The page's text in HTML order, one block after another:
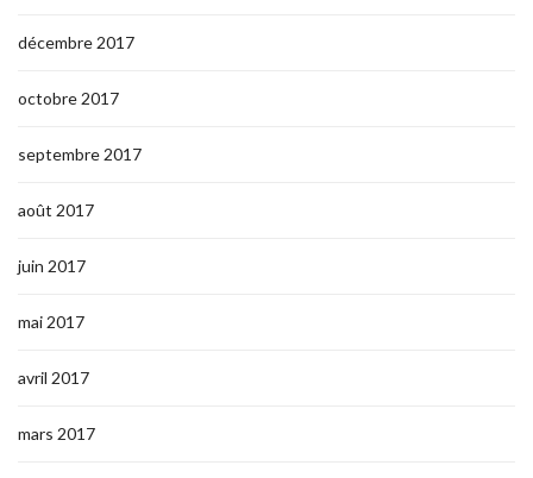
décembre 2017
octobre 2017
septembre 2017
août 2017
juin 2017
mai 2017
avril 2017
mars 2017